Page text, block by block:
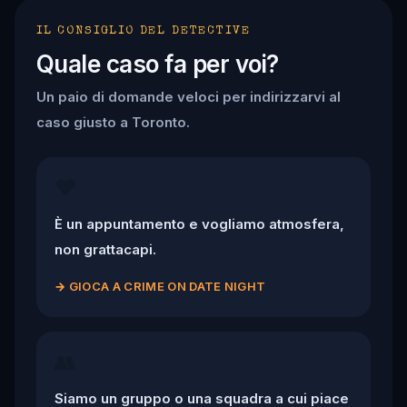
IL CONSIGLIO DEL DETECTIVE
Quale caso fa per voi?
Un paio di domande veloci per indirizzarvi al
caso giusto a Toronto.
È un appuntamento e vogliamo atmosfera,
non grattacapi.
→ GIOCA A CRIME ON DATE NIGHT
Siamo un gruppo o una squadra a cui piace